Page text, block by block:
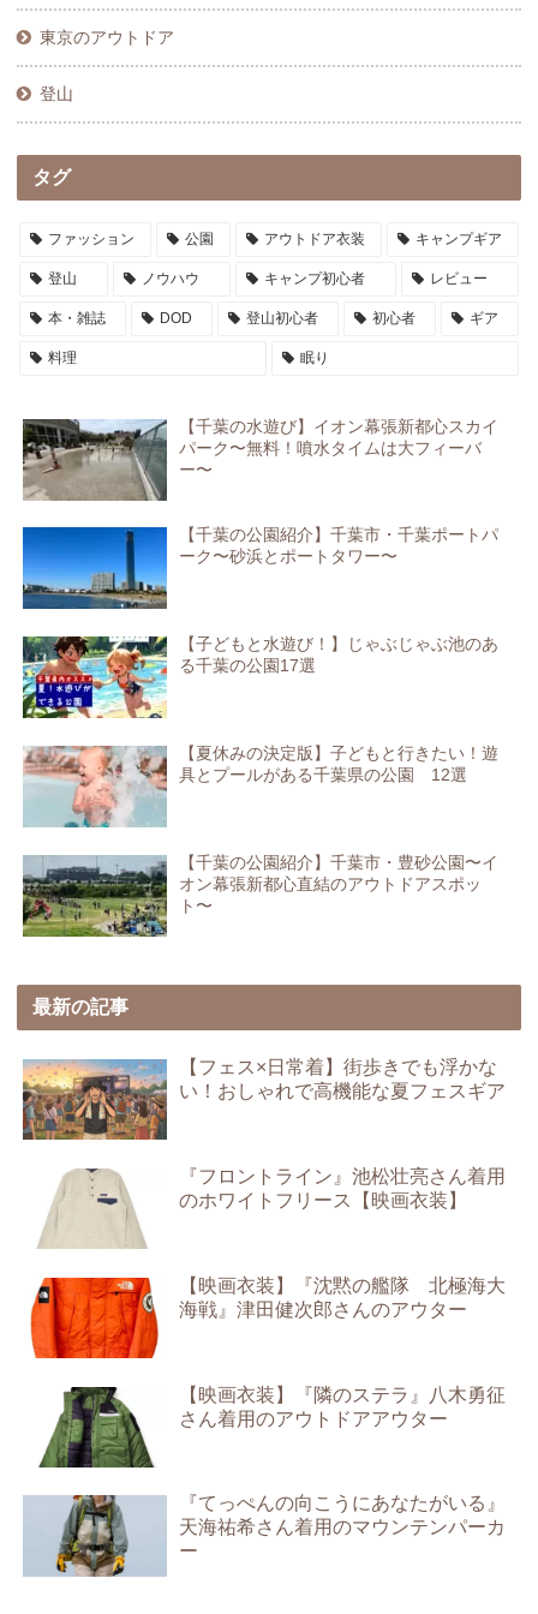
東京のアウトドア
登山
タグ
ファッション 公園 アウトドア衣装 キャンプギア
登山 ノウハウ キャンプ初心者 レビュー
本・雑誌 DOD 登山初心者 初心者 ギア
料理 眠り
【千葉の水遊び】イオン幕張新都心スカイ
パーク〜無料！噴水タイムは大フィーバ
ー〜
【千葉の公園紹介】千葉市・千葉ポートパ
ーク〜砂浜とポートタワー〜
【子どもと水遊び！】じゃぶじゃぶ池のあ
る千葉の公園17選
【夏休みの決定版】子どもと行きたい！遊
具とプールがある千葉県の公園 12選
【千葉の公園紹介】千葉市・豊砂公園〜イ
オン幕張新都心直結のアウトドアスポッ
ト〜
最新の記事
【フェス×日常着】街歩きでも浮かな
い！おしゃれで高機能な夏フェスギア
『フロントライン』池松壮亮さん着用
のホワイトフリース【映画衣装】
【映画衣装】『沈黙の艦隊 北極海大
海戦』津田健次郎さんのアウター
【映画衣装】『隣のステラ』八木勇征
さん着用のアウトドアアウター
『てっぺんの向こうにあなたがいる』
天海祐希さん着用のマウンテンパーカ
ー